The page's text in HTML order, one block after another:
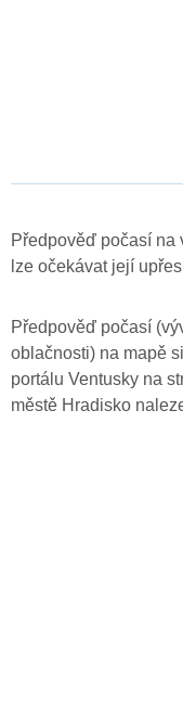
Předpověď počasí na
lze očekávat její
Předpověď počasí
oblačnosti) na mapě
portálu Ventusky na
městě Hradisko